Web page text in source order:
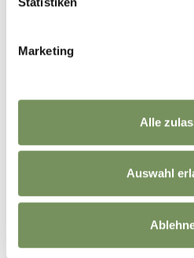
Marketing
Alle
Auswahl